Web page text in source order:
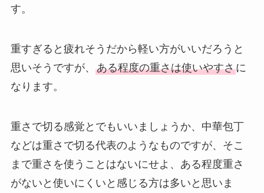
す。
重すぎると疲れそうだから軽い方がいいだろうと
思いそうですが、 ある程度の重さは使いやすさに
なります。
重さで切る感覚とでもいいましょうか、中華包丁
などは重さで切る代表のようなものですが、そこ
まで重さを使うことはないにせよ、ある程度重さ
がないと使いにくいと感じる方は多いと思いま